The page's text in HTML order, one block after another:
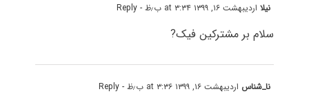
نیلااردیبهشت ۱۶, ۱۳۹۹ at ۳:۳۴ ب٫ظ - Reply
سلام بر مشترکین فیک?
نا_شناس اردیبهشت ۱۶, ۱۳۹۹ at ۳:۳۶ ب٫ظ - Reply